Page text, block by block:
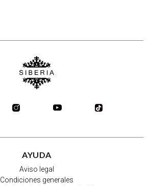
AYUDA
Aviso legal
Condiciones generales